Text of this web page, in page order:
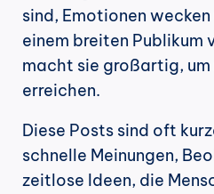
sind, Emotionen
einem breiten Publikum
macht sie großartig, um
erreichen.
Diese Posts sind oft
schnelle Meinungen,
zeitlose Ideen, die